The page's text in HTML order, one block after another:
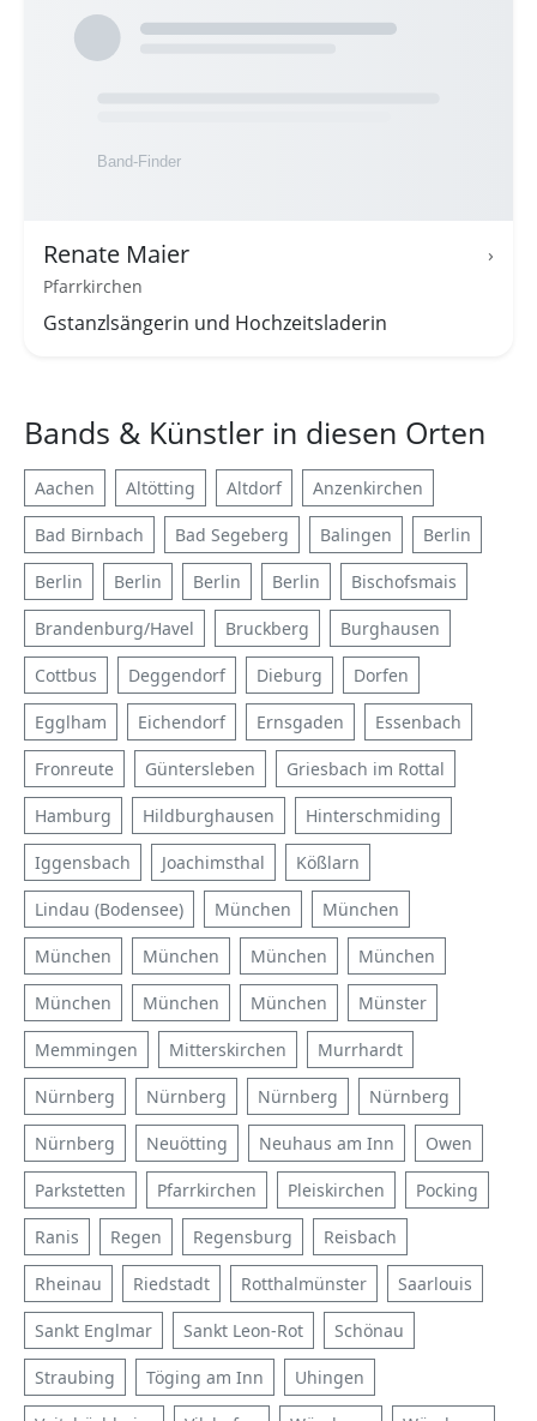
Renate Maier ›
Pfarrkirchen
Gstanzlsängerin und Hochzeitsladerin
Bands & Künstler in diesen Orten
Aachen Altötting Altdorf Anzenkirchen
Bad Birnbach Bad Segeberg Balingen Berlin
Berlin Berlin Berlin Berlin Bischofsmais
Brandenburg/Havel Bruckberg Burghausen
Cottbus Deggendorf Dieburg Dorfen
Egglham Eichendorf Ernsgaden Essenbach
Fronreute Güntersleben Griesbach im Rottal
Hamburg Hildburghausen Hinterschmiding
Iggensbach Joachimsthal Kößlarn
Lindau (Bodensee) München München
München München München München
München München München Münster
Memmingen Mitterskirchen Murrhardt
Nürnberg Nürnberg Nürnberg Nürnberg
Nürnberg Neuötting Neuhaus am Inn Owen
Parkstetten Pfarrkirchen Pleiskirchen Pocking
Ranis Regen Regensburg Reisbach
Rheinau Riedstadt Rotthalmünster Saarlouis
Sankt Englmar Sankt Leon-Rot Schönau
Straubing Töging am Inn Uhingen